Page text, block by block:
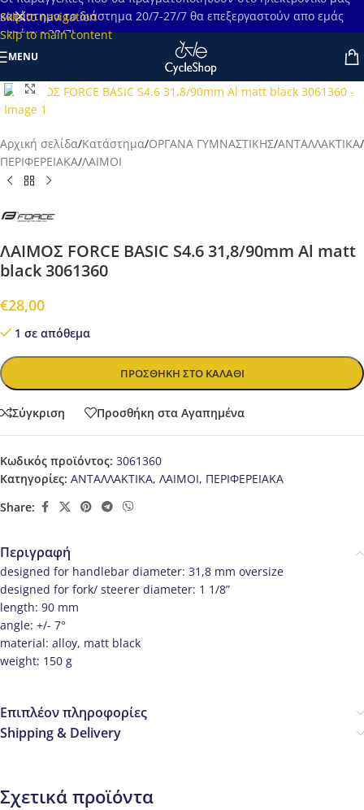
Skip to navigation
Skip to main content
κατάστημα το διάστημα 20/7-27/7 θα επεξεργαστούν απο εμάς
μετά τις 28/7!
MENU
Προβολή
Αρχική σελίδα/Κατάστημα/ΟΡΓΑΝΑ ΓΥΜΝΑΣΤΙΚΗΣ/ΑΝΤΑΛΛΑΚΤΙΚΑ/
ΠΕΡΙΦΕΡΕΙΑΚΑ/ΛΑΙΜΟΙ
ΛΑΙΜΟΣ FORCE BASIC S4.6 31,8/90mm Al matt
black 3061360
€28,00
1 σε απόθεμα
ΠΡΟΣΘΉΚΗ ΣΤΟ ΚΑΛΆΘΙ
Σύγκριση Προσθήκη στα Αγαπημένα
Κωδικός προϊόντος: 3061360
Κατηγορίες: ΑΝΤΑΛΛΑΚΤΙΚΑ, ΛΑΙΜΟΙ, ΠΕΡΙΦΕΡΕΙΑΚΑ
Share:
Περιγραφή
designed for handlebar diameter: 31,8 mm oversize
designed for fork/ steerer diameter: 1 1/8”
length: 90 mm
angle: +/- 7°
material: alloy, matt black
weight: 150 g
Επιπλέον πληροφορίες
Shipping & Delivery
Σχετικά προϊόντα